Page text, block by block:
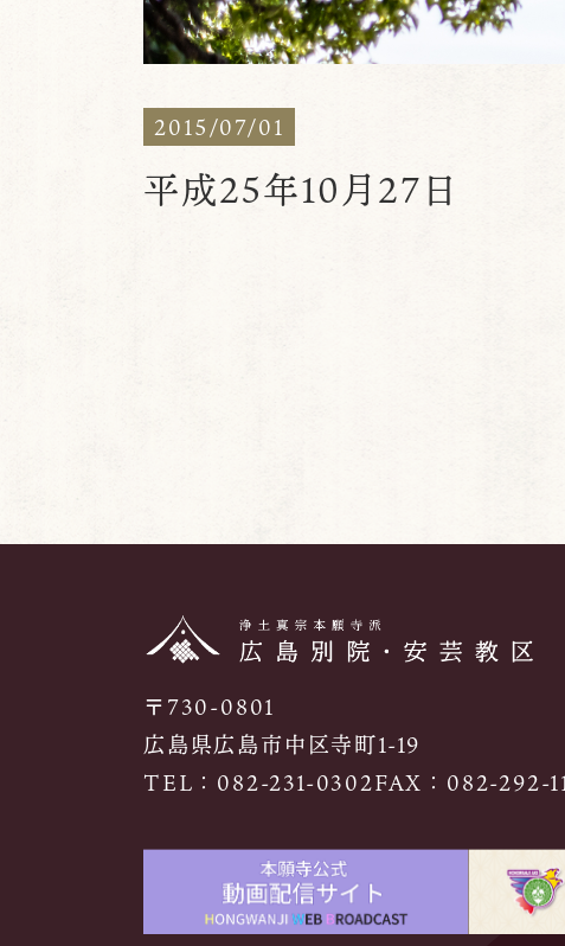
2015/07/01
平成25年10月27日
〒730-0801
広島県広島市中区寺町1-19
TEL： 082-231-0302FAX：082-292-